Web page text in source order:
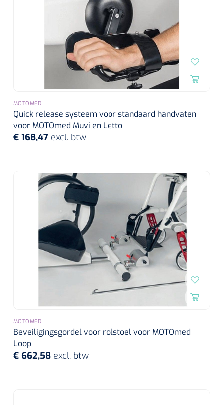
MOTOMED
Quick release systeem voor standaard handvaten
voor MOTOmed Muvi en Letto
€ 168,47 excl. btw
MOTOMED
Beveiligingsgordel voor rolstoel voor MOTOmed
Loop
€ 662,58 excl. btw